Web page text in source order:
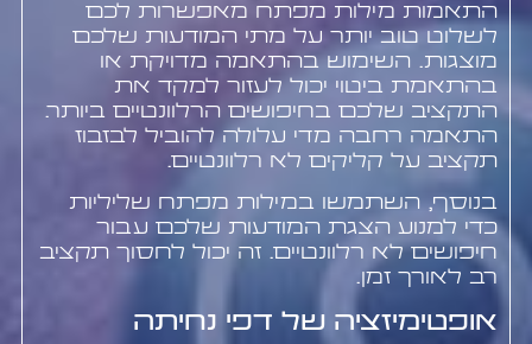
התאמות מילות מפתח מאפשרות לכם
לשלוט טוב יותר על מתי המודעות שלכם
מוצגות. השימוש בהתאמה מדויקת או
בהתאמת ביטוי יכול לעזור למקד את
התקציב שלכם בחיפושים הרלוונטיים ביותר.
התאמה רחבה מדי עלולה להוביל לבזבוז
תקציב על קליקים לא רלוונטיים.
בנוסף, השתמשו במילות מפתח שליליות
כדי למנוע הצגת המודעות שלכם עבור
חיפושים לא רלוונטיים. זה יכול לחסוך תקציב
רב לאורך זמן.
אופטימיזציה של דפי נחיתה